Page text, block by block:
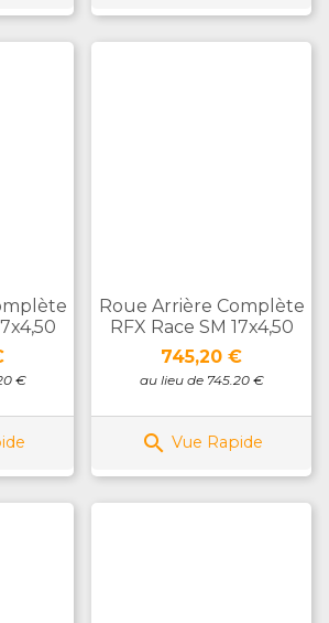
€
Roue Arrière Complète
RFX Race SM 17x4,50
Prix
745,20 €
au lieu de 745.20 €
 Vue Rapide